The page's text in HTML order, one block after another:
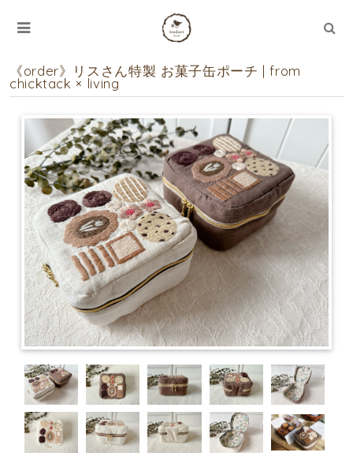
《order》リスさん特製 お菓子缶ポーチ | from
chicktack × living